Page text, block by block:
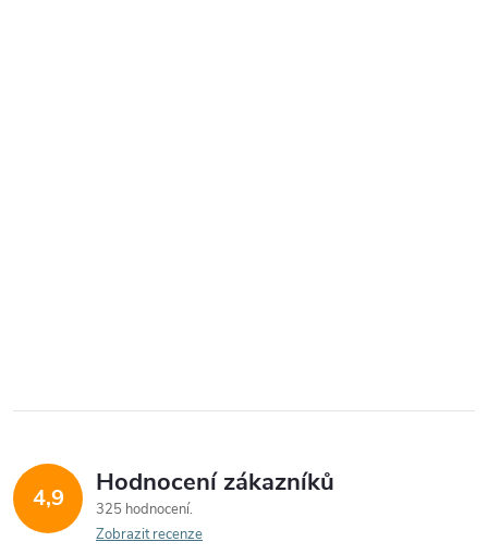
4,9 Hodnocení zákazníků
325 hodnocení
Zobrazit recenze